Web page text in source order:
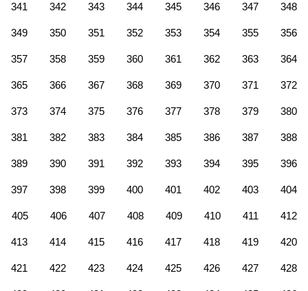
341 342 343 344 345 346 347 348
349 350 351 352 353 354 355 356
357 358 359 360 361 362 363 364
365 366 367 368 369 370 371 372
373 374 375 376 377 378 379 380
381 382 383 384 385 386 387 388
389 390 391 392 393 394 395 396
397 398 399 400 401 402 403 404
405 406 407 408 409 410 411 412
413 414 415 416 417 418 419 420
421 422 423 424 425 426 427 428